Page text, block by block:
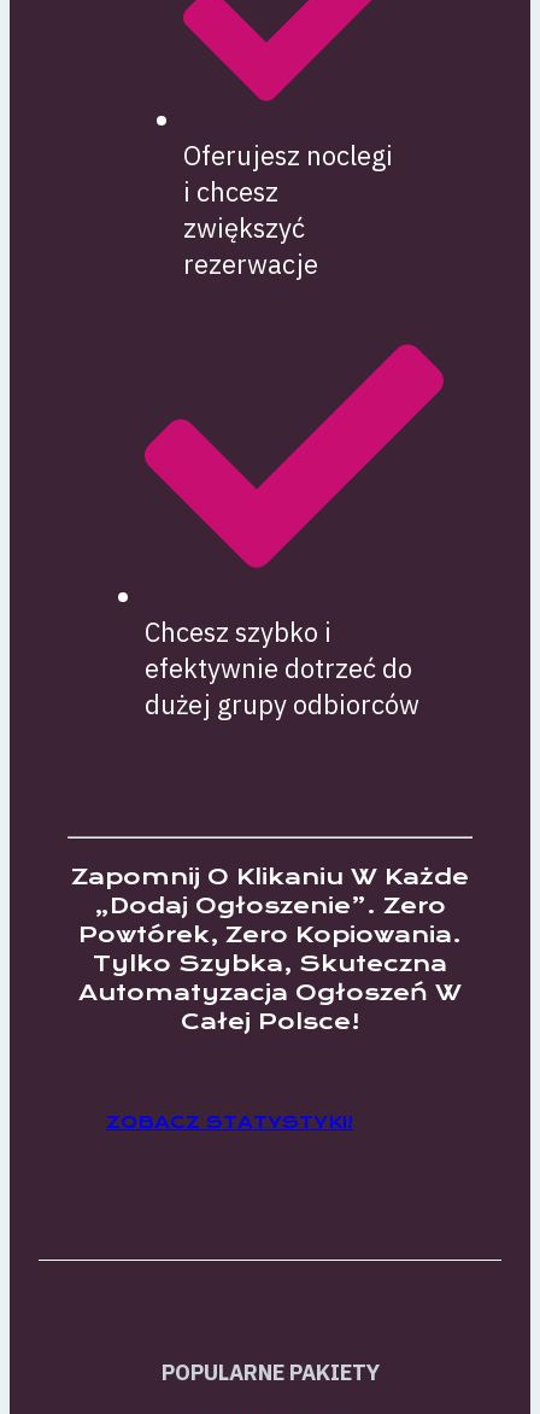
Oferujesz noclegi
i chcesz
zwiększyć
rezerwacje
Chcesz szybko i
efektywnie dotrzeć do
dużej grupy odbiorców
Zapomnij O Klikaniu W Każde
„dodaj Ogłoszenie”. Zero
Powtórek, Zero Kopiowania.
Tylko Szybka, Skuteczna
Automatyzacja Ogłoszeń W
Całej Polsce!
ZOBACZ STATYSTYKI!
POPULARNE PAKIETY